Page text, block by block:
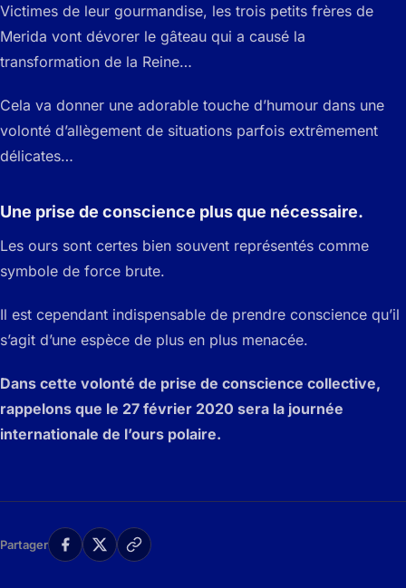
Victimes de leur gourmandise, les trois petits frères de
Merida vont dévorer le gâteau qui a causé la
transformation de la Reine…
Cela va donner une adorable touche d’humour dans une
volonté d’allègement de situations parfois extrêmement
délicates…
Une prise de conscience plus que nécessaire.
Les ours sont certes bien souvent représentés comme
symbole de force brute.
Il est cependant indispensable de prendre conscience qu’il
s’agit d’une espèce de plus en plus menacée.
Dans cette volonté de prise de conscience collective,
rappelons que le 27 février 2020 sera la journée
internationale de l’ours polaire.
Partager